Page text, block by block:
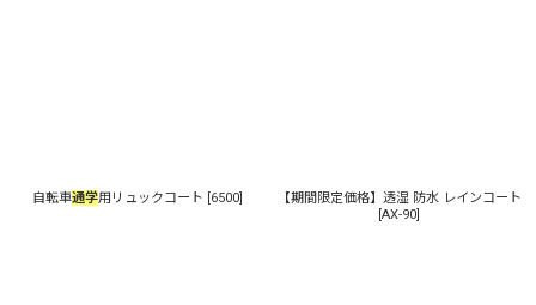
自転車通学用リュックコート [6500]
【期間限定価格】透湿 防水 レインコート
[AX-90]